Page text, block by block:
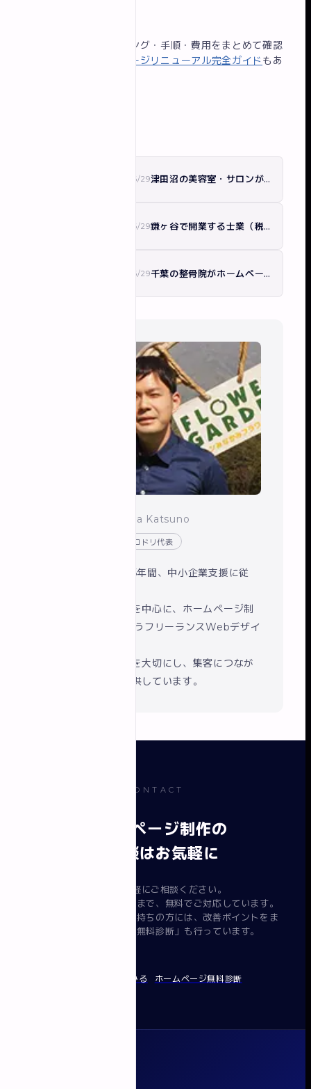
リニューアルのタイミング・手順・費用をまとめて確認
ホームページリニューアル完全ガイド もあ
2026/6/29 津田沼の美容室・サロンがホームページで押さえる5つのこと｜集客と採用に効く作り方
2026/6/29 鎌ヶ谷で開業する士業（税理士・行政書士）のホームページの作り方｜信頼と集客を両立
2026/6/29 千葉の整骨院がホームページで新患を増やす方法｜集客導線とMEO連携を解説
/ Kota Katsuno
Webデザイナー・イロドリ代表
船橋商工会議所で5年間、中小企業支援に従
現在は船橋・千葉を中心に、ホームページ制
作とSEO対策を行うフリーランスWebデザイ
丁寧なヒアリングを大切にし、集客につなが
るサイト制作を提供しています。
CONTACT
ホームページ制作の
ご相談はお気軽に
まずはお気軽にご相談ください。
要件整理から提案・見積まで、無料でご対応しています。
すでにホームページをお持ちの方には、改善ポイントをま
とめてお渡しする「無料診断」も行っています。
無料で相談してみる ホームページ無料診断